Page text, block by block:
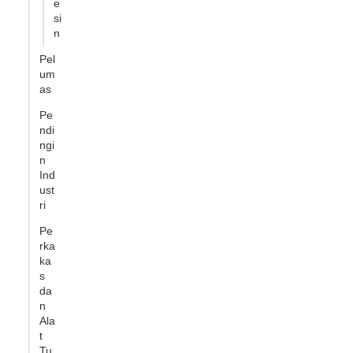
e
si
n
Pel
um
as
Pe
ndi
ngi
n
Ind
ust
ri
Pe
rka
ka
s
da
n
Ala
t